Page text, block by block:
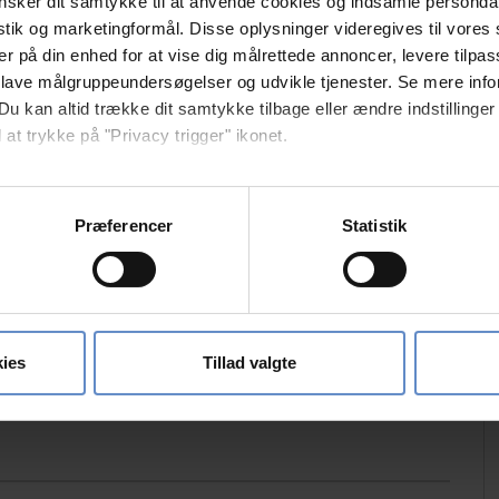
og marketingformål. Disse oplysninger videregives til vores
på din enhed for at vise dig målrettede annoncer, levere
målgruppeundersøgelser og udvikle tjenester. Se mere
kan altid trække dit samtykke tilbage eller ændre indstillinger
at trykke på "Privacy trigger" ikonet.
gerne:
om din placering, der kan være nøjagtig inden for få
vores indhold og annoncer, til at vise dig funktioner til sociale
om din brug af vores hjemmeside med vores partnere
Præferencer Statistik
Tillad valgte
Free parking
Laundry
Playground